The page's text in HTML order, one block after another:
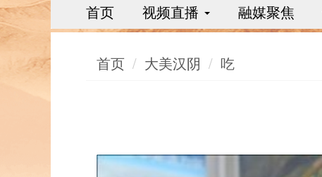
首页 视频直播 融媒聚焦
首页 大美汉阴 吃